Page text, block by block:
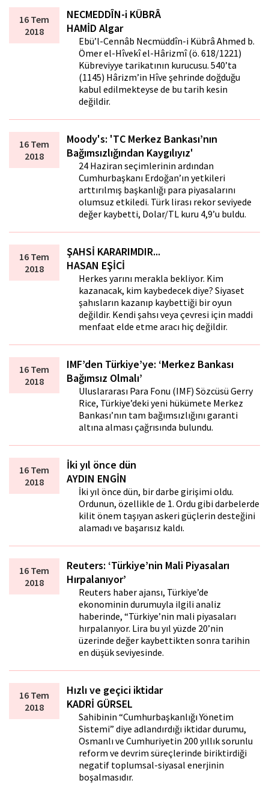
16 Tem
2018
NECMEDDÎN-i KÜBRÂ
HAMİD Algar
Ebü’l-Cennâb Necmüddîn-i Kübrâ Ahmed b.
Ömer el-Hîvekî el-Hârizmî (ö. 618/1221)
Kübreviyye tarikatının kurucusu. 540’ta
(1145) Hârizm’in Hîve şehrinde doğduğu
kabul edilmekteyse de bu tarih kesin
değildir.
16 Tem
2018
Moody's: 'TC Merkez Bankası’nın
Bağımsızlığından Kaygılıyız'
24 Haziran seçimlerinin ardından
Cumhurbaşkanı Erdoğan’ın yetkileri
arttırılmış başkanlığı para piyasalarını
olumsuz etkiledi. Türk lirası rekor seviyede
değer kaybetti, Dolar/TL kuru 4,9’u buldu.
16 Tem
2018
ŞAHSİ KARARIMDIR...
HASAN EŞİCİ
Herkes yarını merakla bekliyor. Kim
kazanacak, kim kaybedecek diye? Siyaset
şahısların kazanıp kaybettiği bir oyun
değildir. Kendi şahsı veya çevresi için maddi
menfaat elde etme aracı hiç değildir.
16 Tem
2018
IMF’den Türkiye’ye: ‘Merkez Bankası
Bağımsız Olmalı’
Uluslararası Para Fonu (IMF) Sözcüsü Gerry
Rice, Türkiye’deki yeni hükümete Merkez
Bankası’nın tam bağımsızlığını garanti
altına alması çağrısında bulundu.
16 Tem
2018
İki yıl önce dün
AYDIN ENGİN
İki yıl önce dün, bir darbe girişimi oldu.
Ordunun, özellikle de 1. Ordu gibi darbelerde
kilit önem taşıyan askeri güçlerin desteğini
alamadı ve başarısız kaldı.
16 Tem
2018
Reuters: ‘Türkiye’nin Mali Piyasaları
Hırpalanıyor’
Reuters haber ajansı, Türkiye’de
ekonominin durumuyla ilgili analiz
haberinde, “Türkiye’nin mali piyasaları
hırpalanıyor. Lira bu yıl yüzde 20’nin
üzerinde değer kaybettikten sonra tarihin
en düşük seviyesinde.
16 Tem
2018
Hızlı ve geçici iktidar
KADRİ GÜRSEL
Sahibinin “Cumhurbaşkanlığı Yönetim
Sistemi” diye adlandırdığı iktidar durumu,
Osmanlı ve Cumhuriyetin 200 yıllık sorunlu
reform ve devrim süreçlerinde biriktirdiği
negatif toplumsal-siyasal enerjinin
boşalmasıdır.